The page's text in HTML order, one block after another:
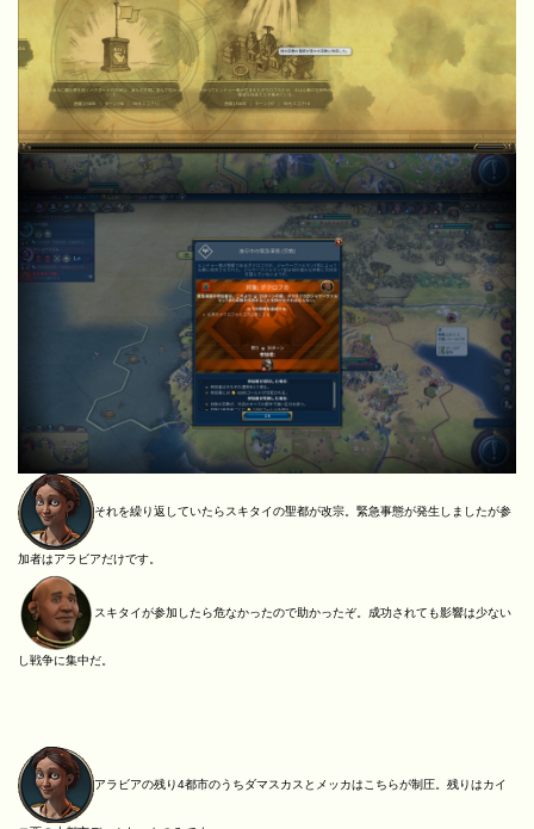
それを繰り返していたらスキタイの聖都が改宗。緊急事態が発生しましたが参
加者はアラビアだけです。
スキタイが参加したら危なかったので助かったぞ。成功されても影響は少ない
し戦争に集中だ。
アラビアの残り4都市のうちダマスカスとメッカはこちらが制圧。残りはカイ